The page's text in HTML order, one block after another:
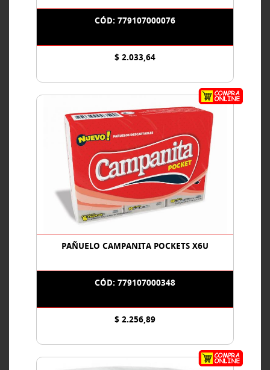
CÓD: 779107000076
$ 2.033,64
PAÑUELO CAMPANITA POCKETS X6U
CÓD: 779107000348
$ 2.256,89